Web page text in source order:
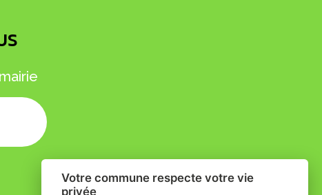
Votre commune respecte votre vie
privée